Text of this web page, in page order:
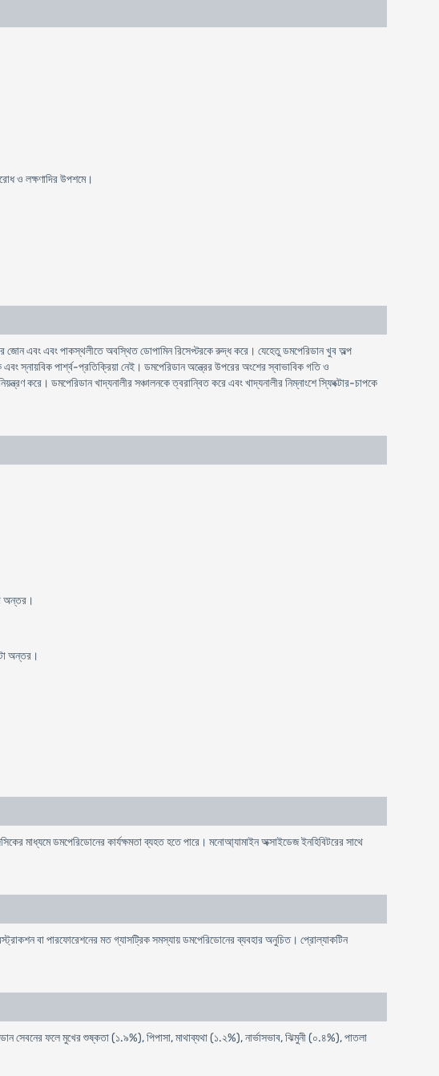
ও লক্ষণাদির উপশমে।
জোন এবং এবং পাকস্থলীতে অবস্থিত ডােপামিন রিসেপ্টরকে রুদ্ধ করে। যেহেতু ডমপেরিডান খুব অল্প
স্নায়বিক পার্শ্ব-প্রতিক্রিয়া নেই। ডমপেরিডান অন্ত্রের উপরের অংশের স্বাভাবিক গতি ও
করে। ডমপেরিডান খাদ্যনালীর সঞ্চালনকে ত্বরান্বিত করে এবং খাদ্যনালীর নিম্নাংশে স্ফিংক্টার-চাপকে
অন্তর।
অন্তর।
মাধ্যমে ডমপেরিডােনের কার্যক্ষমতা ব্যহত হতে পারে। মনােআ্যামাইন অক্সাইডেজ ইনহিবিটরের সাথে
বা পারফোরেশনের মত গ্যাসট্রিক সমস্যায় ডমপেরিডোনের ব্যবহার অনুচিত। প্রােল্যাকটিন
সেবনের ফলে মুখের শুষ্কতা (১.৯%), পিপাসা, মাথাব্যথা (১.২%), নার্ভাসভাব, ঝিমুনী (০.৪%), পাতলা